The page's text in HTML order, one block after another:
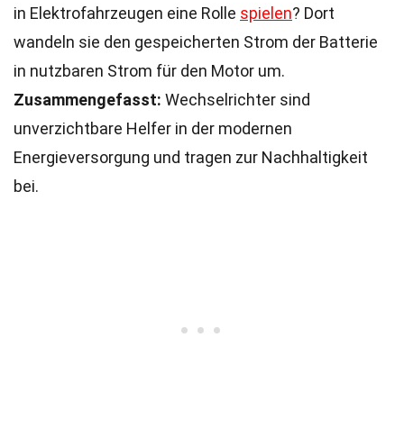
in Elektrofahrzeugen eine Rolle spielen? Dort
wandeln sie den gespeicherten Strom der Batterie
in nutzbaren Strom für den Motor um.
Zusammengefasst: Wechselrichter sind
unverzichtbare Helfer in der modernen
Energieversorgung und tragen zur Nachhaltigkeit
bei.